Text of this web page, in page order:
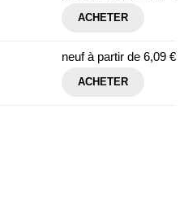
ACHETER
neuf à partir de 6,09 €
ACHETER